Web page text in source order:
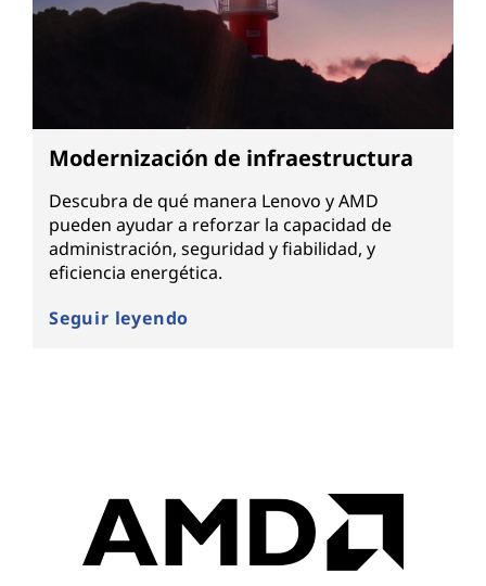
Modernización de infraestructura
Descubra de qué manera Lenovo y AMD
pueden ayudar a reforzar la capacidad de
administración, seguridad y fiabilidad, y
eficiencia energética.
Seguir leyendo